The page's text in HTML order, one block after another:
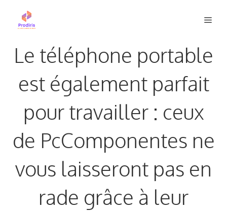
Le téléphone portable
est également parfait
pour travailler : ceux
de PcComponentes ne
vous laisseront pas en
rade grâce à leur